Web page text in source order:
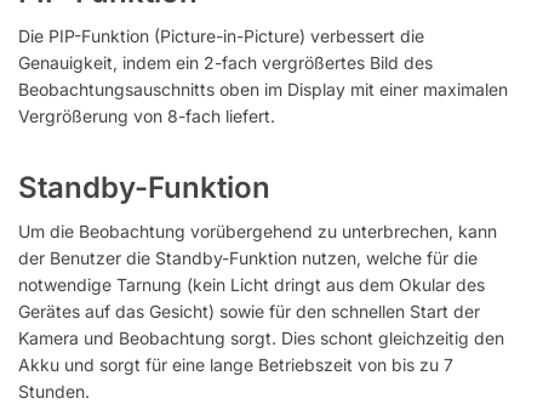
Die PIP-Funktion (Picture-in-Picture) verbessert die
Genauigkeit, indem ein 2-fach vergrößertes Bild des
Beobachtungsauschnitts oben im Display mit einer maximalen
Vergrößerung von 8-fach liefert.
Standby-Funktion
Um die Beobachtung vorübergehend zu unterbrechen, kann
der Benutzer die Standby-Funktion nutzen, welche für die
notwendige Tarnung (kein Licht dringt aus dem Okular des
Gerätes auf das Gesicht) sowie für den schnellen Start der
Kamera und Beobachtung sorgt. Dies schont gleichzeitig den
Akku und sorgt für eine lange Betriebszeit von bis zu 7
Stunden.